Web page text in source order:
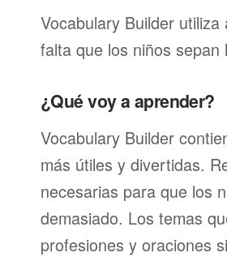
Vocabulary Builder
falta que los niños
¿Qué voy a aprender?
Vocabulary Builder
más útiles y divertidas.
necesarias para que los
demasiado. Los temas
profesiones y oraciones